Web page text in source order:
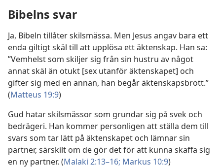
Bibelns svar
Ja, Bibeln tillåter skilsmässa. Men Jesus angav bara ett
enda giltigt skäl till att upplösa ett äktenskap. Han sa:
”Vemhelst som skiljer sig från sin hustru av något
annat skäl än otukt [sex utanför äktenskapet] och
gifter sig med en annan, han begår äktenskapsbrott.”
(Matteus 19:9)
Gud hatar skilsmässor som grundar sig på svek och
bedrägeri. Han kommer personligen att ställa dem till
svars som tar lätt på äktenskapet och lämnar sin
partner, särskilt om de gör det för att kunna skaffa sig
en ny partner. (Malaki 2:13–16; Markus 10:9)